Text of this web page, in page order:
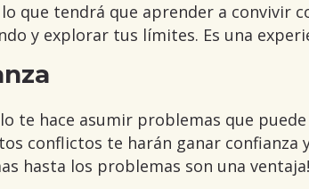
que tendrá que aprender a convivir
y explorar tus límites. Es una
te hace asumir problemas que
conflictos te harán ganar
hasta los problemas son una ventaja!